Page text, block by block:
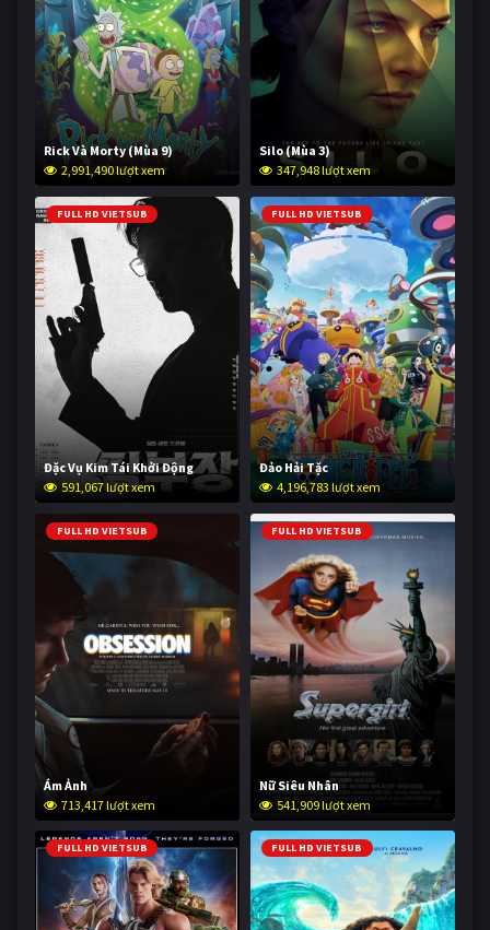
Rick Và Morty (Mùa 9)
2,991,490 lượt xem
Silo (Mùa 3)
347,948 lượt xem
FULL HD VIETSUB
Đặc Vụ Kim Tái Khởi Động
591,067 lượt xem
FULL HD VIETSUB
Đảo Hải Tặc
4,196,783 lượt xem
FULL HD VIETSUB
Ám Ảnh
713,417 lượt xem
FULL HD VIETSUB
Nữ Siêu Nhân
541,909 lượt xem
FULL HD VIETSUB FULL HD VIETSUB